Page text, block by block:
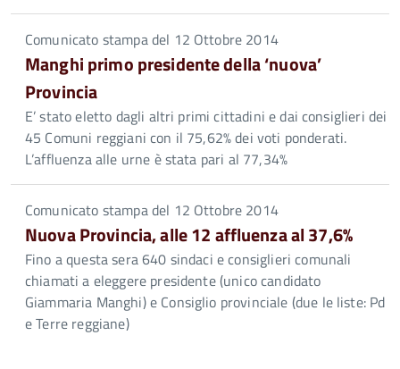
Comunicato stampa del 12 Ottobre 2014
Manghi primo presidente della ‘nuova’
Provincia
E’ stato eletto dagli altri primi cittadini e dai consiglieri dei
45 Comuni reggiani con il 75,62% dei voti ponderati.
L’affluenza alle urne è stata pari al 77,34%
Comunicato stampa del 12 Ottobre 2014
Nuova Provincia, alle 12 affluenza al 37,6%
Fino a questa sera 640 sindaci e consiglieri comunali
chiamati a eleggere presidente (unico candidato
Giammaria Manghi) e Consiglio provinciale (due le liste: Pd
e Terre reggiane)